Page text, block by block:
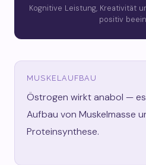
Kognitive Leistung, Kreativität
positiv
MUSKELAUFBAU
Östrogen wirkt anabol —
Aufbau von Muskelmasse
Proteinsynthese.